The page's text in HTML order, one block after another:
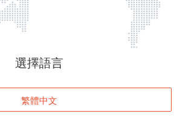
頁面無法顯示
登入
選擇語言
繁體中文